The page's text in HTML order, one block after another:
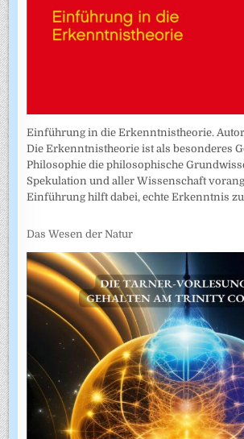
Einführung in die Erkenntnistheorie.
Die Erkenntnistheorie ist als besonderes
Philosophie die philosophische
Spekulation und aller Wissenschaft
Einführung hilft dabei, echte Erkenntnis
Das Wesen der Natur